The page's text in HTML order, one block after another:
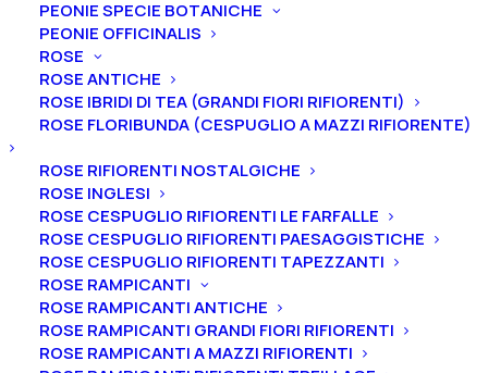
PEONIE SPECIE BOTANICHE
PEONIE OFFICINALIS
ROSE
ROSE ANTICHE
ROSE IBRIDI DI TEA (GRANDI FIORI RIFIORENTI)
ROSE FLORIBUNDA (CESPUGLIO A MAZZI RIFIORENTE)
ROSE RIFIORENTI NOSTALGICHE
ROSE INGLESI
ROSE CESPUGLIO RIFIORENTI LE FARFALLE
ROSE CESPUGLIO RIFIORENTI PAESAGGISTICHE
ROSE CESPUGLIO RIFIORENTI TAPEZZANTI
ROSE RAMPICANTI
ROSE RAMPICANTI ANTICHE
ROSE RAMPICANTI GRANDI FIORI RIFIORENTI
ROSE RAMPICANTI A MAZZI RIFIORENTI
Home Iris Iris germanica
Iris germanica “Fly Your Colors”
Iris germanica “Fly Your
Colors”
From5,00€
L’iris germanica “Fly Your Colors”
ardesia metallizzato alla base che sfuma verso l’alto